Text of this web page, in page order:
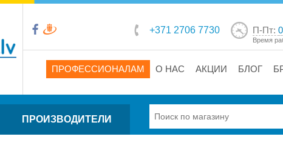
+371 2706 7730 П-Пт:
Время
ПРОФЕССИОНАЛАМ О НАС АКЦИИ БЛОГ
ПРОИЗВОДИТЕЛИ